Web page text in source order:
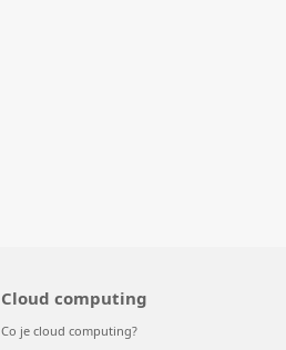
Cloud computing
Co je cloud computing?